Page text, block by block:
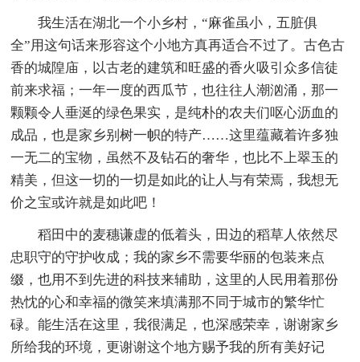
我生活在湖北一个小乡村，“麻雀虽小，五脏俱
全”用这句话来形容这个小地方真再适合不过了。古色古
香的城隍庙，以古老的建筑和旺盛的香火吸引众多信徒
前来求福；一年一度的西瓜节，也往往人潮汹涌，那一
颗颗令人垂涎的绿色果实，是纯朴的农夫们呕心沥血的
成品，也是家乡别树一帜的特产……这里蕴藏着许多独
一无二的宝物，虽然不及钻石的奢华，也比不上翠玉的
精美，但这一切的一切是如此的让人与有荣焉，我想无
价之宝或许就是如此吧！
稻田中的麦穗谦虚的低着头，田边的稻草人依然尽
忠职守的守护收成；我的家乡不需要华丽的包装来点
缀，也用不到先进的科技来辅助，这里的人民用着那份
热忱的心和幸福的微笑来填满那不同于城市的繁华忙
碌。能生活在这里，我很满足，也深感荣幸，谢谢家乡
所给我的环境，更谢谢这个地方赐予我的所有美好记